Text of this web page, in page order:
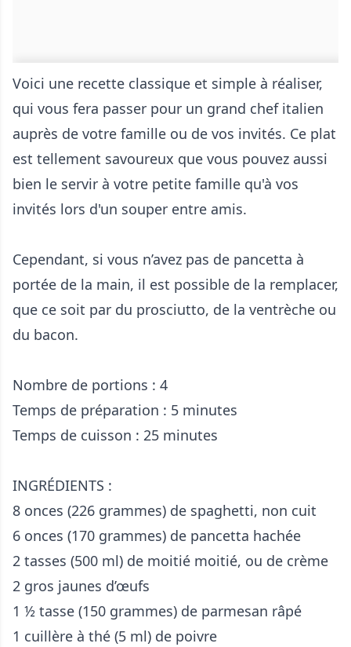
Voici une recette classique et simple à réaliser,
qui vous fera passer pour un grand chef italien
auprès de votre famille ou de vos invités. Ce plat
est tellement savoureux que vous pouvez aussi
bien le servir à votre petite famille qu'à vos
invités lors d'un souper entre amis.
Cependant, si vous n’avez pas de pancetta à
portée de la main, il est possible de la remplacer,
que ce soit par du prosciutto, de la ventrèche ou
du bacon.
Nombre de portions : 4
Temps de préparation : 5 minutes
Temps de cuisson : 25 minutes
INGRÉDIENTS :
8 onces (226 grammes) de spaghetti, non cuit
6 onces (170 grammes) de pancetta hachée
2 tasses (500 ml) de moitié moitié, ou de crème
2 gros jaunes d’œufs
1 ½ tasse (150 grammes) de parmesan râpé
1 cuillère à thé (5 ml) de poivre